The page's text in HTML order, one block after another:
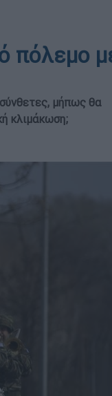
πόλεμο
μήπως θα
κλιμάκωση;